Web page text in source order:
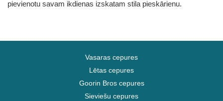
pievienotu savam ikdienas izskatam stila pieskārienu.
Vasaras cepures
Lētas cepures
Goorin Bros cepures
Sieviešu cepures